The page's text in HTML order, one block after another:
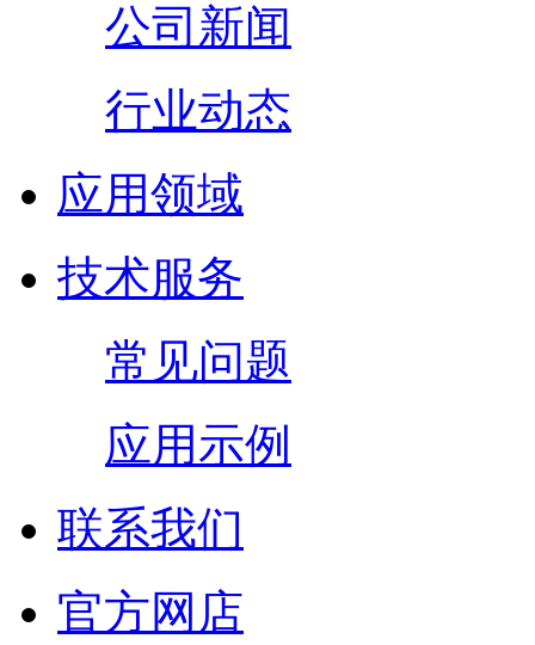
公司新闻
行业动态
应用领域
技术服务
常见问题
应用示例
联系我们
官方网店